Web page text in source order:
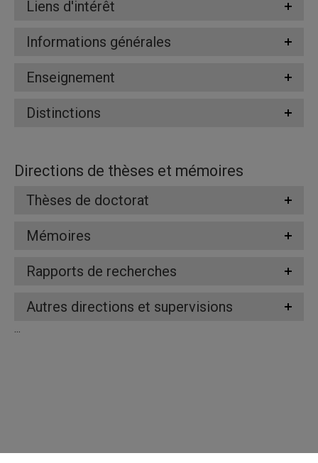
Liens d'intérêt
Informations générales
Enseignement
Distinctions
Directions de thèses et mémoires
Thèses de doctorat
Mémoires
Rapports de recherches
Autres directions et supervisions
...